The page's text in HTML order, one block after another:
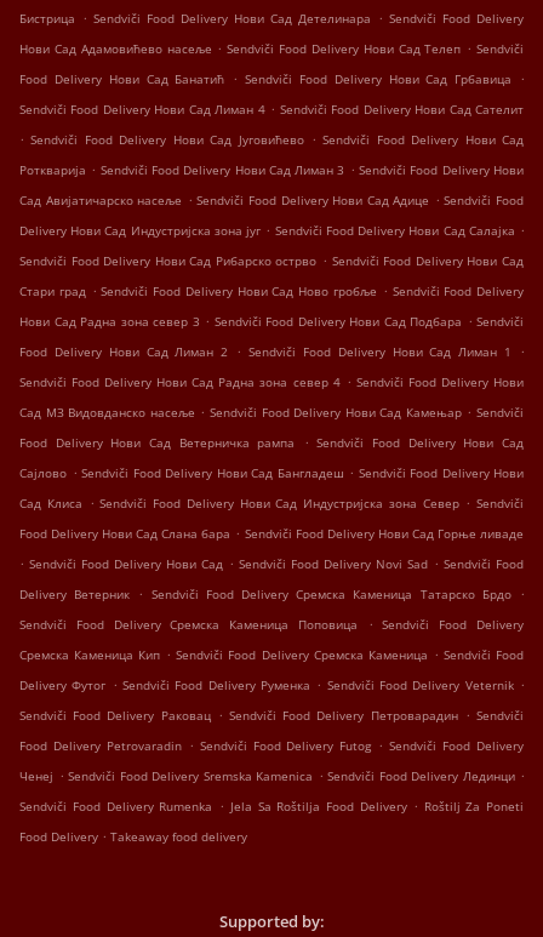
Бистрица . Sendviči Food Delivery Нови Сад Детелинара . Sendviči Food Delivery
Нови Сад Адамовићево насеље . Sendviči Food Delivery Нови Сад Телеп . Sendviči
Food Delivery Нови Сад Банатић . Sendviči Food Delivery Нови Сад Грбавица
.
Sendviči Food Delivery Нови Сад Лиман 4 . Sendviči Food Delivery Нови Сад Сателит
. Sendviči Food Delivery Нови Сад Југовићево . Sendviči Food Delivery Нови Сад
Роткварија . Sendviči Food Delivery Нови Сад Лиман 3 . Sendviči Food Delivery Нови
Сад Авијатичарско насеље . Sendviči Food Delivery Нови Сад Адице . Sendviči Food
Delivery Нови Сад Индустријска зона југ . Sendviči Food Delivery Нови Сад Салајка .
Sendviči Food Delivery Нови Сад Рибарско острво . Sendviči Food Delivery Нови Сад
Стари град . Sendviči Food Delivery Нови Сад Ново гробље . Sendviči Food Delivery
Нови Сад Радна зона север 3 . Sendviči Food Delivery Нови Сад Подбара . Sendviči
Food Delivery Нови Сад Лиман 2
. Sendviči Food Delivery Нови Сад Лиман 1
.
Sendviči Food Delivery Нови Сад Радна зона север 4 . Sendviči Food Delivery Нови
Сад МЗ Видовданско насеље . Sendviči Food Delivery Нови Сад Камењар . Sendviči
Food Delivery Нови Сад Ветерничка рампа
. Sendviči Food Delivery Нови Сад
Сајлово . Sendviči Food Delivery Нови Сад Бангладеш . Sendviči Food Delivery Нови
Сад Клиса . Sendviči Food Delivery Нови Сад Индустријска зона Север . Sendviči
Food Delivery Нови Сад Слана бара . Sendviči Food Delivery Нови Сад Горње ливаде
. Sendviči Food Delivery Нови Сад . Sendviči Food Delivery Novi Sad . Sendviči Food
Delivery Ветерник
. Sendviči Food Delivery Сремска Каменица Татарско Брдо .
Sendviči Food Delivery Сремска Каменица Поповица
.
Sendviči Food Delivery
Сремска Каменица Кип . Sendviči Food Delivery Сремска Каменица . Sendviči Food
Delivery Футог . Sendviči Food Delivery Руменка . Sendviči Food Delivery Veternik .
Sendviči Food Delivery Раковац . Sendviči Food Delivery Петроварадин . Sendviči
Food Delivery Petrovaradin . Sendviči Food Delivery Futog . Sendviči Food Delivery
Ченеј . Sendviči Food Delivery Sremska Kamenica . Sendviči Food Delivery Лединци .
Sendviči Food Delivery Rumenka . Jela Sa Roštilja Food Delivery . Roštilj Za Poneti
Food Delivery . Takeaway food delivery
Supported by: